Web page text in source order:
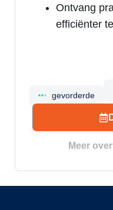
Ontvang
efficiënter
gevorderde
Meer